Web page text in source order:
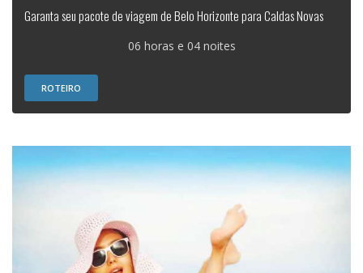
Garanta seu pacote de viagem de Belo Horizonte para Caldas Novas
06 horas e 04 noites
ROTEIRO